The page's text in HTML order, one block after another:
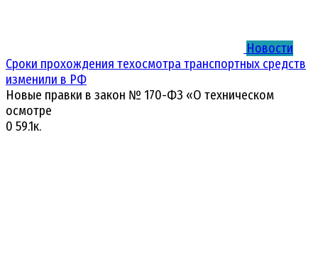
Новости
Сроки прохождения техосмотра транспортных средств
изменили в РФ
Новые правки в закон № 170-ФЗ «О техническом
осмотре
0 59.1к.